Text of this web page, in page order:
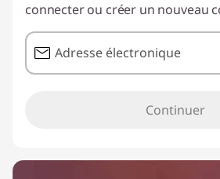
connecter ou créer un nouveau
Adresse électronique
Continuer